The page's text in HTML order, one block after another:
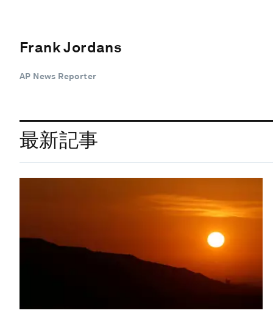
Frank Jordans
AP News Reporter
最新記事